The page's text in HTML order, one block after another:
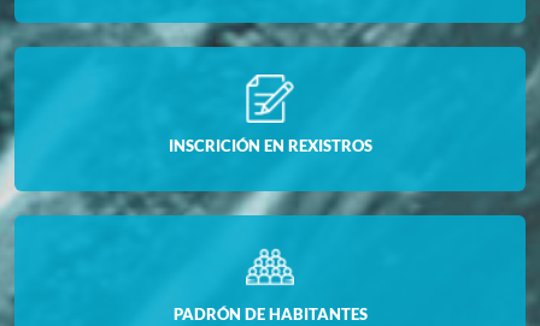
INSCRICIÓN EN REXISTROS
PADRÓN DE HABITANTES